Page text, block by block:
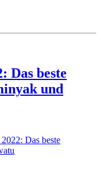
Das beste
und
Das beste